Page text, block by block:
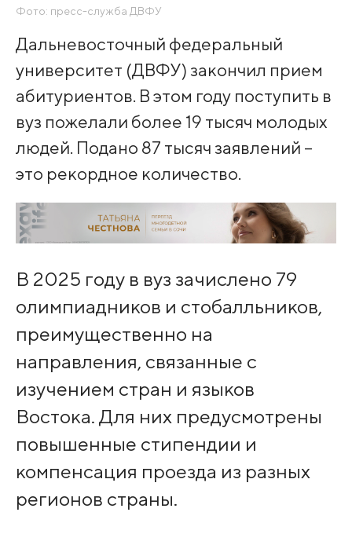
Фото: пресс-служба ДВФУ
Дальневосточный федеральный
университет (ДВФУ) закончил прием
абитуриентов. В этом году поступить в
вуз пожелали более 19 тысяч молодых
людей. Подано 87 тысяч заявлений –
это рекордное количество.
В 2025 году в вуз зачислено 79
олимпиадников и стобалльников,
преимущественно на
направления, связанные с
изучением стран и языков
Востока. Для них предусмотрены
повышенные стипендии и
компенсация проезда из разных
регионов страны.